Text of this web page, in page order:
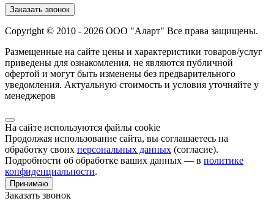
Заказать звонок
Copyright © 2010 - 2026 ООО "Аларт" Все права защищены.
Размещенные на сайте цены и характеристики товаров/услуг
приведены для ознакомления, не являются публичной
офертой и могут быть изменены без предварительного
уведомления. Актуальную стоимость и условия уточняйте у
менеджеров
На сайте используются файлы cookie
Продолжая использование сайта, вы соглашаетесь на
обработку своих персональных данных (согласие).
Подробности об обработке ваших данных — в политике
конфиденциальности.
Принимаю
Заказать звонок